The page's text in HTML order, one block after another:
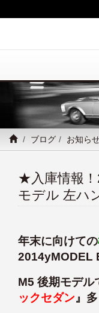
ブログ お知ら
★入庫情報！
モデル 左ハ
年末に向けての
2014yMODEL
M5 後期モデル
ックセダン』